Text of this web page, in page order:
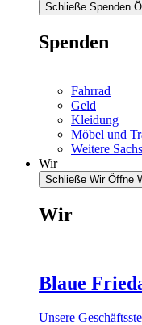
Schließe Spenden
Spenden
Fahrrad
Geld
Kleidung
Möbel und
Weitere
Wir
Schließe Wir Öffne
Wir
Blaue
Unsere